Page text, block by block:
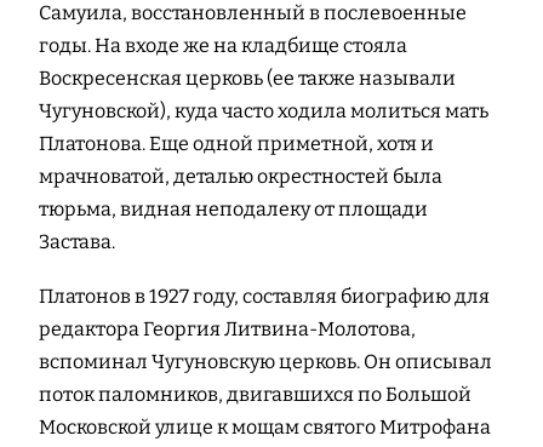
Самуила, восстановленный в послевоенные
годы. На входе же на кладбище стояла
Воскресенская церковь (ее также называли
Чугуновской), куда часто ходила молиться мать
Платонова. Еще одной приметной, хотя и
мрачноватой, деталью окрестностей была
тюрьма, видная неподалеку от площади
Застава.
Платонов в 1927 году, составляя биографию для
редактора Георгия Литвина-Молотова,
вспоминал Чугуновскую церковь. Он описывал
поток паломников, двигавшихся по Большой
Московской улице к мощам святого Митрофана